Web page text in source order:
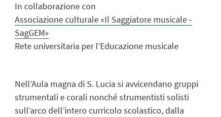
In collaborazione con
Associazione culturale «Il Saggiatore musicale -
SagGEM»
Rete universitaria per l’Educazione musicale
Nell’Aula magna di S. Lucia si avvicendano gruppi
strumentali e corali nonché strumentisti solisti
sull’arco dell’intero curricolo scolastico, dalla